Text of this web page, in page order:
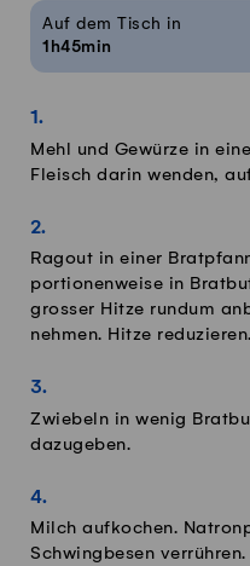
Auf dem Tisch in
1h45min
Mehl und Gewürze in
Fleisch darin wenden,
Ragout in einer
portionenweise in
grosser Hitze rundum
nehmen. Hitze reduzieren.
Zwiebeln in wenig
dazugeben.
Milch aufkochen.
Schwingbesen verrühren.